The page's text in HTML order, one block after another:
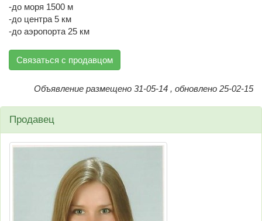
-до моря 1500 м
-до центра 5 км
-до аэропорта 25 км
Связаться с продавцом
Объявление размещено 31-05-14 , обновлено 25-02-15
Продавец